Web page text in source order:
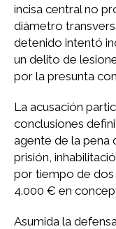
incisa central no
diámetro
detenido intentó
un delito de
por la presunta
La acusación
conclusiones
agente de la pena
prisión,
por tiempo de dos
4.000 € en
Asumida la